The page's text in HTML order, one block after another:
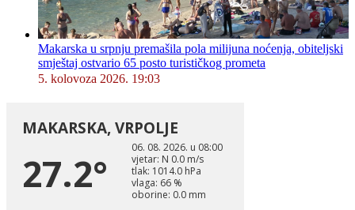
Makarska u srpnju premašila pola milijuna noćenja, obiteljski
smještaj ostvario 65 posto turističkog prometa
5. kolovoza 2026. 19:03